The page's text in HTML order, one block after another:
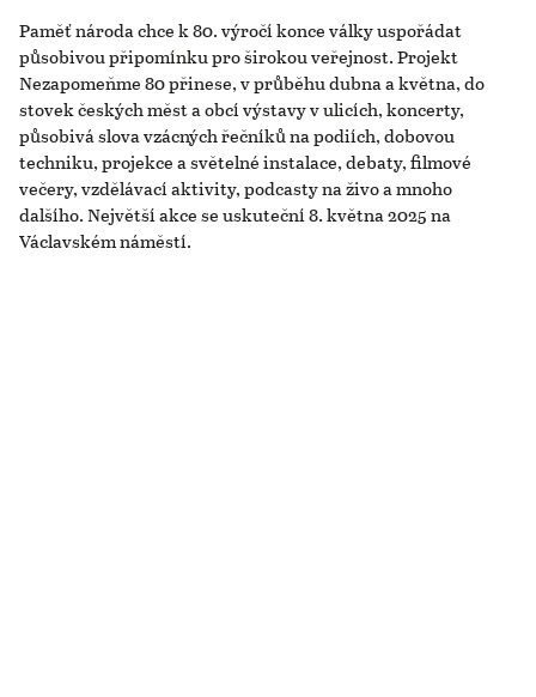
Paměť národa chce k 80. výročí konce války uspořádat
působivou připomínku pro širokou veřejnost. Projekt
Nezapomeňme 80 přinese, v průběhu dubna a května, do
stovek českých měst a obcí výstavy v ulicích, koncerty,
působivá slova vzácných řečníků na podiích, dobovou
techniku, projekce a světelné instalace, debaty, filmové
večery, vzdělávací aktivity, podcasty na živo a mnoho
dalšího. Největší akce se uskuteční 8. května 2025 na
Václavském náměstí.